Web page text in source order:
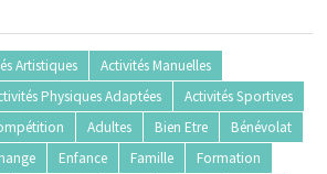
Artistiques
Activités Manuelles
Physiques Adaptées
Activités Sportives
Adultes Bien Etre
Bénévolat
Enfance Famille
Formation